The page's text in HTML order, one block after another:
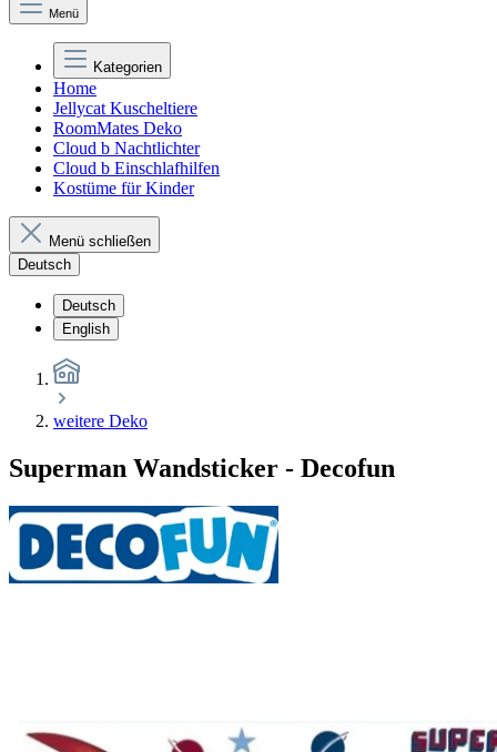
Menü
Kategorien
Home
Jellycat Kuscheltiere
RoomMates Deko
Cloud b Nachtlichter
Cloud b Einschlafhilfen
Kostüme für Kinder
Menü schließen
Deutsch
Deutsch
English
weitere Deko
Superman Wandsticker - Decofun